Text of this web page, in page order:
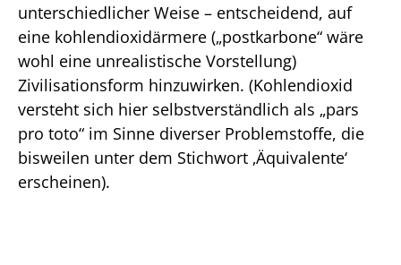
unterschiedlicher Weise – entscheidend, auf
eine kohlendioxidärmere („postkarbone“ wäre
wohl eine unrealistische Vorstellung)
Zivilisationsform hinzuwirken. (Kohlendioxid
versteht sich hier selbstverständlich als „pars
pro toto“ im Sinne diverser Problemstoffe, die
bisweilen unter dem Stichwort ‚Äquivalente‘
erscheinen).